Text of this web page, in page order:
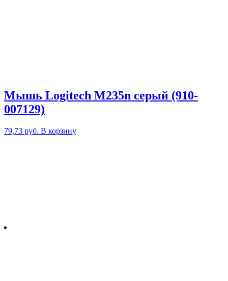
Мышь Logitech M235n серый (910-
007129)
79,73 руб. В корзину